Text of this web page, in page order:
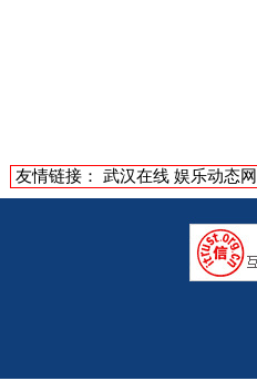
友情链接： 武汉在线 娱乐动态网